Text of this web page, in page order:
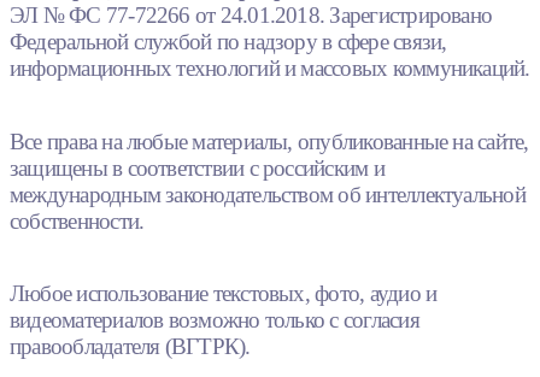
ЭЛ № ФС 77-72266 от 24.01.2018. Зарегистрировано
Федеральной службой по надзору в сфере связи,
информационных технологий и массовых коммуникаций.
Все права на любые материалы, опубликованные на сайте,
защищены в соответствии с российским и
международным законодательством об интеллектуальной
собственности.
Любое использование текстовых, фото, аудио и
видеоматериалов возможно только с согласия
правообладателя (ВГТРК).